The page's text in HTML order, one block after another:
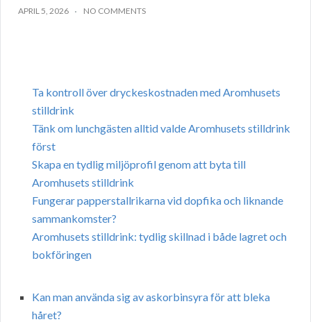
APRIL 5, 2026 NO COMMENTS
Ta kontroll över dryckeskostnaden med Aromhusets
stilldrink
Tänk om lunchgästen alltid valde Aromhusets stilldrink
först
Skapa en tydlig miljöprofil genom att byta till
Aromhusets stilldrink
Fungerar papperstallrikarna vid dopfika och liknande
sammankomster?
Aromhusets stilldrink: tydlig skillnad i både lagret och
bokföringen
Kan man använda sig av askorbinsyra för att bleka
håret?